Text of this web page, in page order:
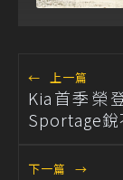
← 上一篇
Kia首季榮
Sportage銳
下一篇 →